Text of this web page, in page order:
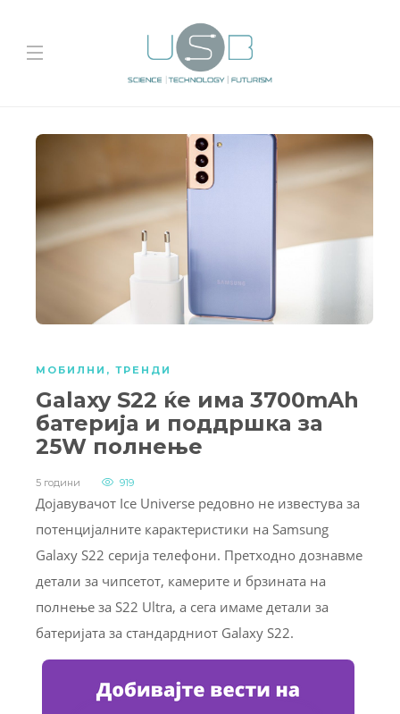
МОБИЛНИ , ТРЕНДИ
Galaxy S22 ќе има 3700mAh
батерија и поддршка за
25W полнење
5 години 919
Дојавувачот Ice Universe редовно не известува за
потенцијалните карактеристики на Samsung
Galaxy S22 серија телефони. Претходно дознавме
детали за чипсетот, камерите и брзината на
полнење за S22 Ultra, а сега имаме детали за
батеријата за стандардниот Galaxy S22.